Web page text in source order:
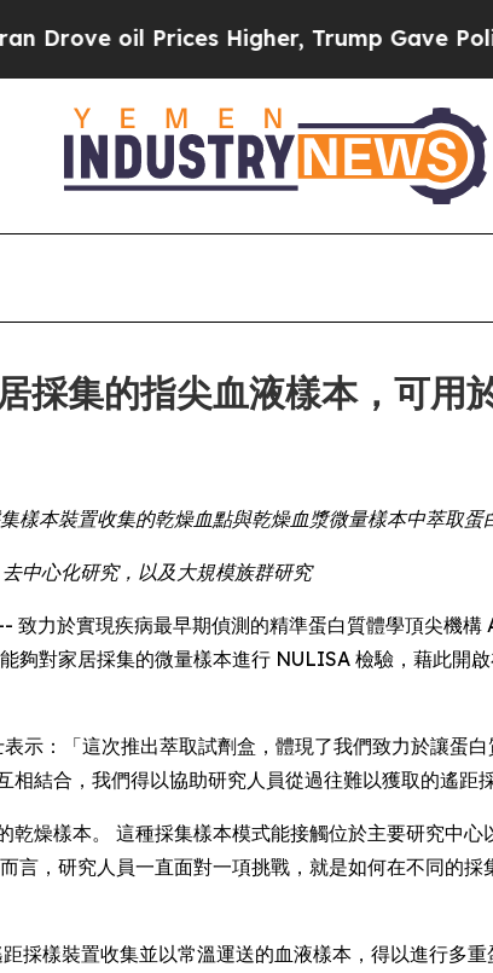
Prices Higher, Trump Gave Politically
集的指尖血液樣本，可用
樣本裝置收集的乾燥血點與乾燥血漿微量樣本中萃取蛋
中心化研究，以及大規模族群研究
致力於實現疾病最早期偵測的精準蛋白質體學頂尖機
夠對家居採集的微量樣本進行 NULISA 檢驗，藉此開
示：「這次推出萃取試劑盒，體現了我們致力於讓蛋
結合，我們得以協助研究人員從過往難以獲取的遙距
燥樣本。 這種採集樣本模式能接觸位於主要研究中
言，研究人員一直面對一項挑戰，就是如何在不同的
採樣裝置收集並以常溫運送的血液樣本，得以進行多